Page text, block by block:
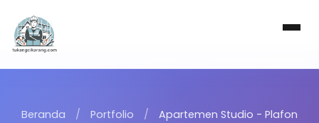
Beranda / Portfolio /
Apartemen Studio - Plafon